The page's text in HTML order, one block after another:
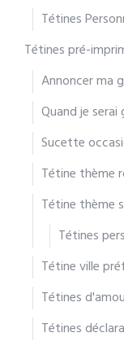
Tétines
Tétines pré-
Annoncer ma
Quand je serai
Sucette
Tétine thème
Tétine thème
Tétines
Tétine ville
Tétines
Tétines